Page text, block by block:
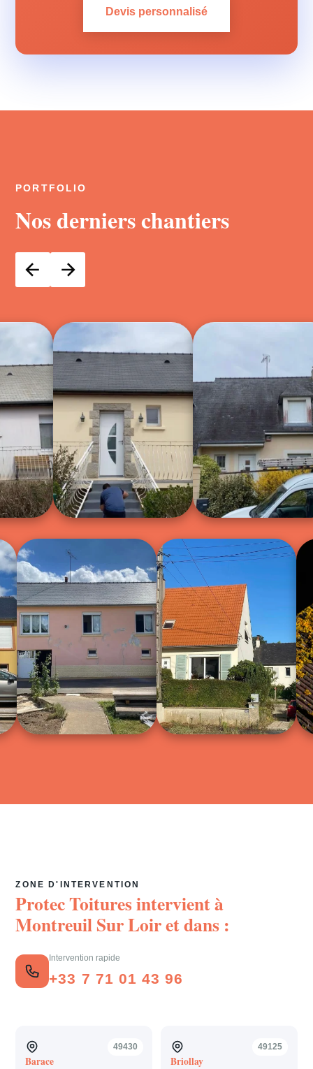
Devis personnalisé
PORTFOLIO
Nos derniers chantiers
ZONE D'INTERVENTION
Protec Toitures intervient à
Montreuil Sur Loiret dans :
Intervention rapide
+33 7 71 01 43 96
49430
Barace
49125
Briollay